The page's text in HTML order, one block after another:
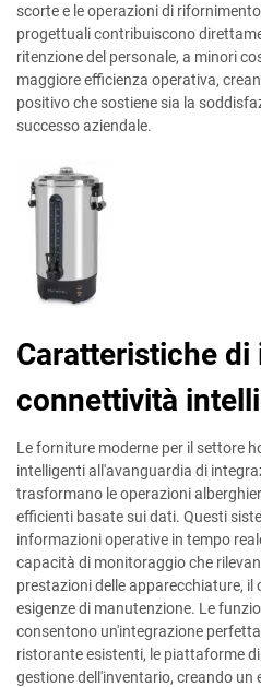
scorte e le operazioni di
progettuali contribuiscono
ritenzione del personale, a minori
maggiore efficienza operativa,
positivo che sostiene sia la
successo aziendale.
Caratteristiche di
connettività
Le forniture moderne per il settore
intelligenti all'avanguardia di
trasformano le operazioni
efficienti basate sui dati. Questi
informazioni operative in tempo
capacità di monitoraggio che
prestazioni delle apparecchiature, il
esigenze di manutenzione. Le
consentono un'integrazione
ristorante esistenti, le piattaforme
gestione dell'inventario, creando